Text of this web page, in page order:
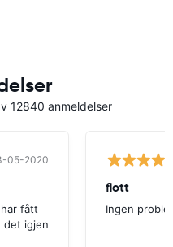
12840 anmeldelser
05-2020
fått
det igjen
flott
Ingen